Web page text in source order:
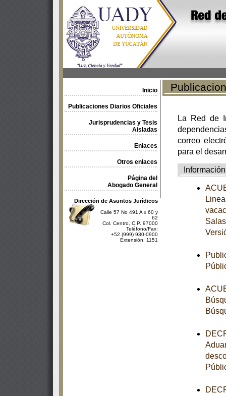
Inicio
Publicaciones Diarios Oficiales
Jurisprudencias y Tesis
Aisladas
Enlaces
Otros enlaces
Página del
Abogado General
Dirección de Asuntos Jurídicos
Calle 57 No 491 A x 60 y
62
Col. Centro, C.P. 97000
Teléfono/Fax:
+52 (999) 930-0900
Extensión: 1151
La Red de
correo
para el
Información